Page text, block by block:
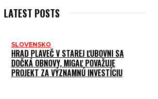
LATEST POSTS
SLOVENSKO
HRAD PLAVEČ V STAREJ ĽUBOVNI SA
DOČKÁ OBNOVY, MIGAĽ POVAŽUJE
PROJEKT ZA VÝZNAMNÚ INVESTÍCIU